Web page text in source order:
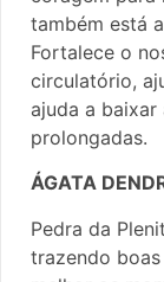
também está
Fortalece o
circulatório,
ajuda a
prolongadas.
ÁGATA
Pedra da
trazendo